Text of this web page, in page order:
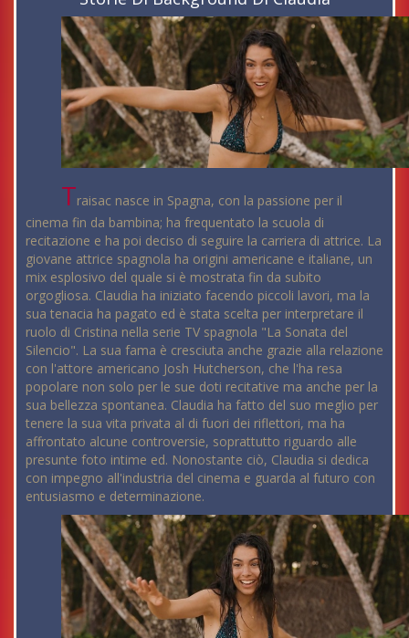
Traisac nasce in Spagna, con la passione per il
cinema fin da bambina; ha frequentato la scuola di
recitazione e ha poi deciso di seguire la carriera di attrice. La
giovane attrice spagnola ha origini americane e italiane, un
mix esplosivo del quale si è mostrata fin da subito
orgogliosa. Claudia ha iniziato facendo piccoli lavori, ma la
sua tenacia ha pagato ed è stata scelta per interpretare il
ruolo di Cristina nella serie TV spagnola "La Sonata del
Silencio". La sua fama è cresciuta anche grazie alla relazione
con l'attore americano Josh Hutcherson, che l'ha resa
popolare non solo per le sue doti recitative ma anche per la
sua bellezza spontanea. Claudia ha fatto del suo meglio per
tenere la sua vita privata al di fuori dei riflettori, ma ha
affrontato alcune controversie, soprattutto riguardo alle
presunte foto intime ed. Nonostante ciò, Claudia si dedica
con impegno all'industria del cinema e guarda al futuro con
entusiasmo e determinazione.